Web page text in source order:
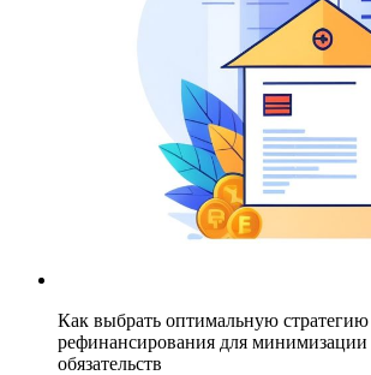
Как выбрать оптимальную стратегию
рефинансирования для
обязательств